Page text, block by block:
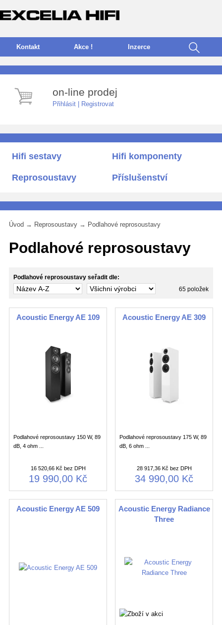
Kontakt Akce ! nzerce
on-line prodej
Přihlásit Registrovat
Hifi sestavy Hifi komponenty
Reprosoustavy Příslušenství
Úvod → Reprosoustavy → Podlahové reprosoustavy
Podlahové reprosoustavy
Podlahové reprosoustavy seřadit dle:
65 položek
Acoustic Energy AE 109
Podlahové reprosoustavy 150 W, 89
dB, 4 ohm ...
16 520,66 Kč bez DPH
19 990,00 Kč
Acoustic Energy AE 309
Podlahové reprosoustavy 175 W, 89
dB, 6 ohm ...
28 917,36 Kč bez DPH
34 990,00 Kč
Acoustic Energy AE 509
Acoustic Energy Radiance
Three